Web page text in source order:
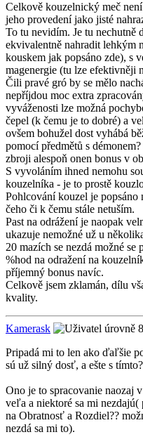
Celkově kouzelnický meč
jeho provedení jako jisté
To tu nevidím. Je tu nechutně
ekvivalentně nahradit lehkým
kouskem jak popsáno zde), s
magenergie (tu lze efektivněji
Čili pravé gró by se mělo
nepříjdou moc extra
vyváženosti lze možná
čepel (k čemu je to dobré) a
ovšem bohužel dost vyhábá
pomocí předmětů s
zbroji alespoň onen bonus v
S vyvoláním ihned nemohu
kouzelníka - je to prostě
Pohlcování kouzel je popsáno
čeho či k čemu stále netuším.
Past na odrážení je naopak
ukazuje nemožné už u
20 mazích se nezdá možné
%hod na odražení na
příjemný bonus navíc.
Celkově jsem zklamán, dílu
kvality.
Kamerask
Pripadá mi to len ako ďaľšie
sú už silný dosť, a ešte s
Ono je to spracovanie naozaj
veľa a niektoré sa mi nezdajú(
na Obratnosť a Rozdiel??
nezdá sa mi to).